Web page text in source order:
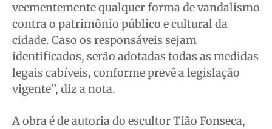
veementemente qualquer forma de vandalismo
contra o patrimônio público e cultural da
cidade. Caso os responsáveis sejam
identificados, serão adotadas todas as medidas
legais cabíveis, conforme prevê a legislação
vigente”, diz a nota.
A obra é de autoria do escultor Tião Fonseca,